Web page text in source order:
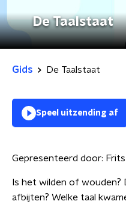
De Taalstaat
Gids De Taalstaat
Speel uitzending af
Gepresenteerd door:
Is het wilden of
afbijten? Welke taal